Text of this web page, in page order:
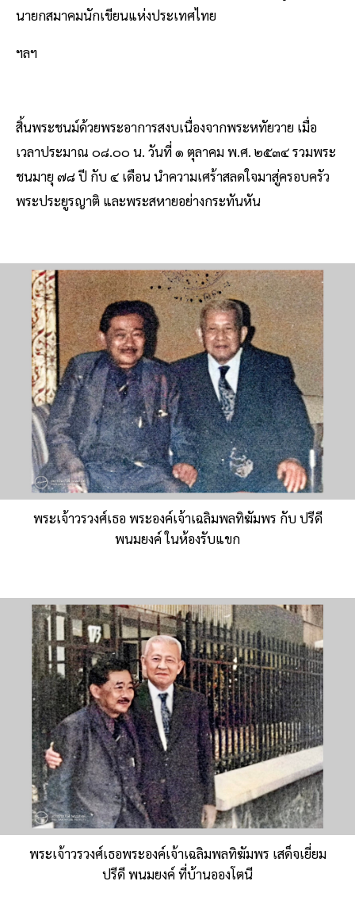
นายกสมาคมนักเขียนแห่งประเทศไทย
ฯลฯ
สิ้นพระชนม์ด้วยพระอาการสงบเนื่องจากพระหทัยวาย เมื่อ
เวลาประมาณ ๐๘.๐๐ น. วันที่ ๑ ตุลาคม พ.ศ. ๒๕๓๔ รวมพระ
ชนมายุ ๗๘ ปี กับ ๔ เดือน นําความเศร้าสลดใจมาสู่ครอบครัว
พระประยูรญาติ และพระสหายอย่างกระทันหัน
พระเจ้าวรวงศ์เธอ พระองค์เจ้าเฉลิมพลทิฆัมพร กับ ปรีดี
พนมยงค์ ในห้องรับแขก
พระเจ้าวรวงศ์เธอพระองค์เจ้าเฉลิมพลทิฆัมพร เสด็จเยี่ยม
ปรีดี พนมยงค์ ที่บ้านอองโตนี